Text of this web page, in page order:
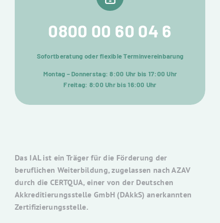
0800 00 60 04 6
Sofortberatung oder flexible Terminvereinbarung
Montag – Donnerstag: 8:00 Uhr bis 17:00 Uhr
Freitag: 8:00 Uhr bis 16:00 Uhr
Das IAL ist ein Träger für die Förderung der
beruflichen Weiterbildung, zugelassen nach AZAV
durch die CERTQUA, einer von der Deutschen
Akkreditierungsstelle GmbH (DAkkS) anerkannten
Zertifizierungsstelle.